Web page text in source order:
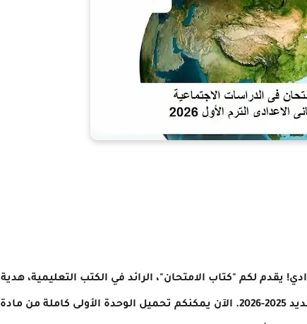
يقدم لكم "كتاب الامتحان"، الرائد في الكتب التعليمية، هدية
قيمة بمناسبة بدء الاستعداد للعام الدراسي الجديد 2025-2026. الآن يمكنكم تحميل الوحدة الأولى كاملة من مادة